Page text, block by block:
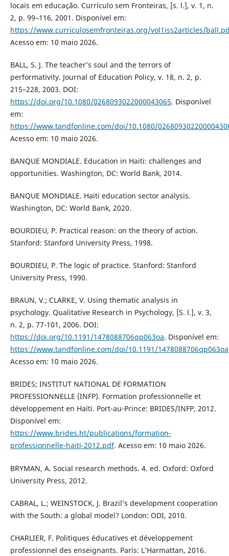
locais em educação. Currículo sem Fronteiras, [s. l.], v. 1, n.
2, p. 99–116, 2001. Disponível em:
https://www.curriculosemfronteiras.org/vol1iss2articles/
Acesso em: 10 maio 2026.
BALL, S. J. The teacher’s soul and the terrors of
performativity. Journal of Education Policy, v. 18, n. 2, p.
215–228, 2003. DOI:
https://doi.org/10.1080/0268093022000043065. Disponível
em:
https://www.tandfonline.com/doi/10.1080/
Acesso em: 10 maio 2026.
BANQUE MONDIALE. Education in Haiti: challenges and
opportunities. Washington, DC: World Bank, 2014.
BANQUE MONDIALE. Haiti education sector analysis.
Washington, DC: World Bank, 2020.
BOURDIEU, P. Practical reason: on the theory of action.
Stanford: Stanford University Press, 1998.
BOURDIEU, P. The logic of practice. Stanford: Stanford
University Press, 1990.
BRAUN, V.; CLARKE, V. Using thematic analysis in
psychology. Qualitative Research in Psychology, [S. l.], v. 3,
n. 2, p. 77-101, 2006. DOI:
https://doi.org/10.1191/1478088706qp063oa. Disponível em:
https://www.tandfonline.com/doi/10.1191/1478088706qp063oa
Acesso em: 10 maio 2026.
BRIDES; INSTITUT NATIONAL DE FORMATION
PROFESSIONNELLE (INFP). Formation professionnelle et
développement en Haïti. Port-au-Prince: BRIDES/INFP, 2012.
Disponível em:
https://www.brides.ht/publications/formation-
professionnelle-haiti-2012.pdf. Acesso em: 10 maio 2026.
BRYMAN, A. Social research methods. 4. ed. Oxford: Oxford
University Press, 2012.
CABRAL, L.; WEINSTOCK, J. Brazil’s development cooperation
with the South: a global model? London: ODI, 2010.
CHARLIER, F. Politiques éducatives et développement
professionnel des enseignants. Paris: L’Harmattan, 2016.